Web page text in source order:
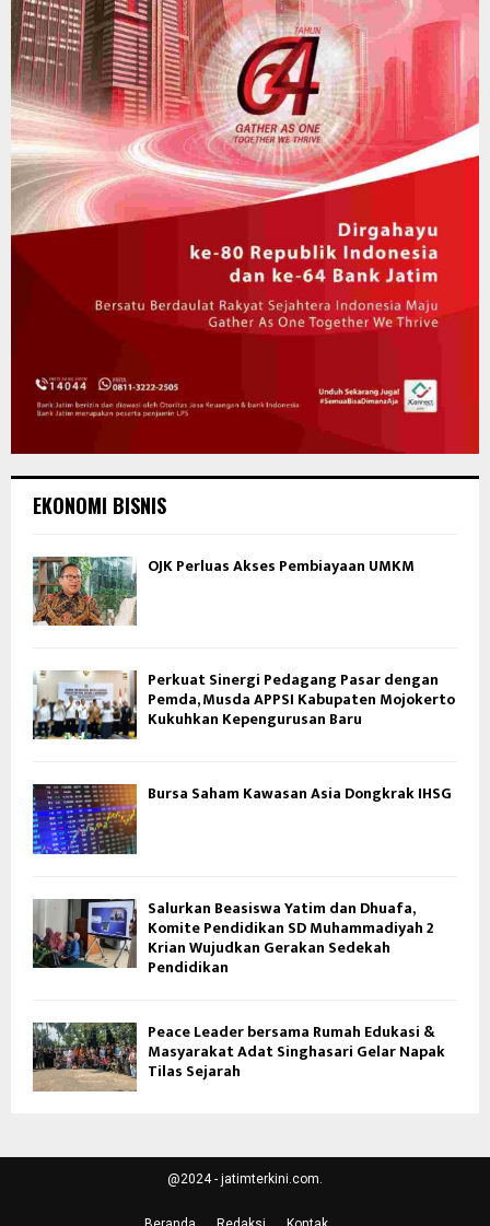
EKONOMI BISNIS
OJK Perluas Akses Pembiayaan UMKM
Perkuat Sinergi Pedagang Pasar dengan
Pemda, Musda APPSI Kabupaten Mojokerto
Kukuhkan Kepengurusan Baru
Bursa Saham Kawasan Asia Dongkrak IHSG
Salurkan Beasiswa Yatim dan Dhuafa,
Komite Pendidikan SD Muhammadiyah 2
Krian Wujudkan Gerakan Sedekah
Pendidikan
Peace Leader bersama Rumah Edukasi &
Masyarakat Adat Singhasari Gelar Napak
Tilas Sejarah
@2024 - jatimterkini.com.